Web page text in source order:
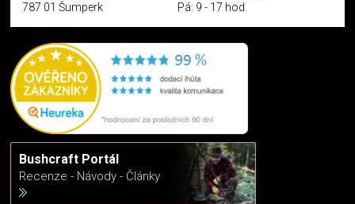
787 01 Šumperk
Pá: 9 - 17 hod.
Bushcraft Portál
Recenze - Návody - Články